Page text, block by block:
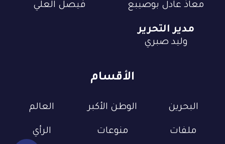
الأقسام
البحرين الوطن الأكبر العالم
ملفات منوعات الرأي
معاذ عادل بوصيبع فيصل العلي
مدير التحرير
وليد صبري